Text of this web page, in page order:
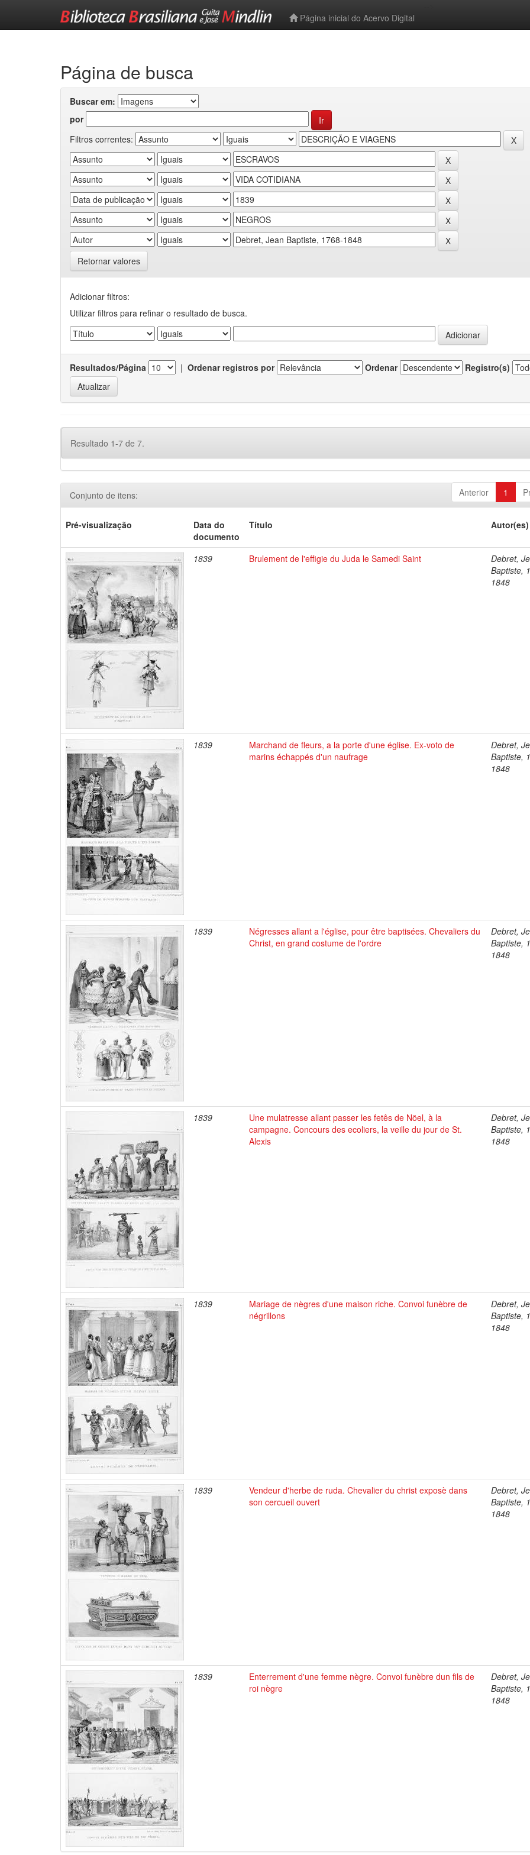
Página inicial do Acervo Digital
Página de busca
Buscar em:
por
Filtros correntes:
Retornar valores
Adicionar filtros:
Utilizar filtros para refinar o resultado de busca.
Resultados/Página | Ordenar registros por Ordenar Registro(s)
Resultado 1-7 de 7.
Anterior 1
Conjunto de itens:
Pré-visualização
Data do
documento
Título Autor(es)
1839 Brulement de l'effigie du Juda le Samedi Saint
Debret,
Baptiste,
1848
1839
Marchand de fleurs, a la porte d'une église. Ex-voto de
marins échappés d'un naufrage
Debret,
Baptiste,
1848
1839
Négresses allant a l'église, pour être baptisées. Chevaliers du
Christ, en grand costume de l'ordre
Debret,
Baptiste,
1848
1839
Une mulatresse allant passer les fetês de Nöel, à la
campagne. Concours des ecoliers, la veille du jour de St.
Alexis
Debret,
Baptiste,
1848
1839
Mariage de nègres d'une maison riche. Convoi funèbre de
négrillons
Debret,
Baptiste,
1848
1839
Vendeur d'herbe de ruda. Chevalier du christ exposè dans
son cercueil ouvert
Debret,
Baptiste,
1848
1839
Enterrement d'une femme nègre. Convoi funèbre dun fils de
roi nègre
Debret,
Baptiste,
1848